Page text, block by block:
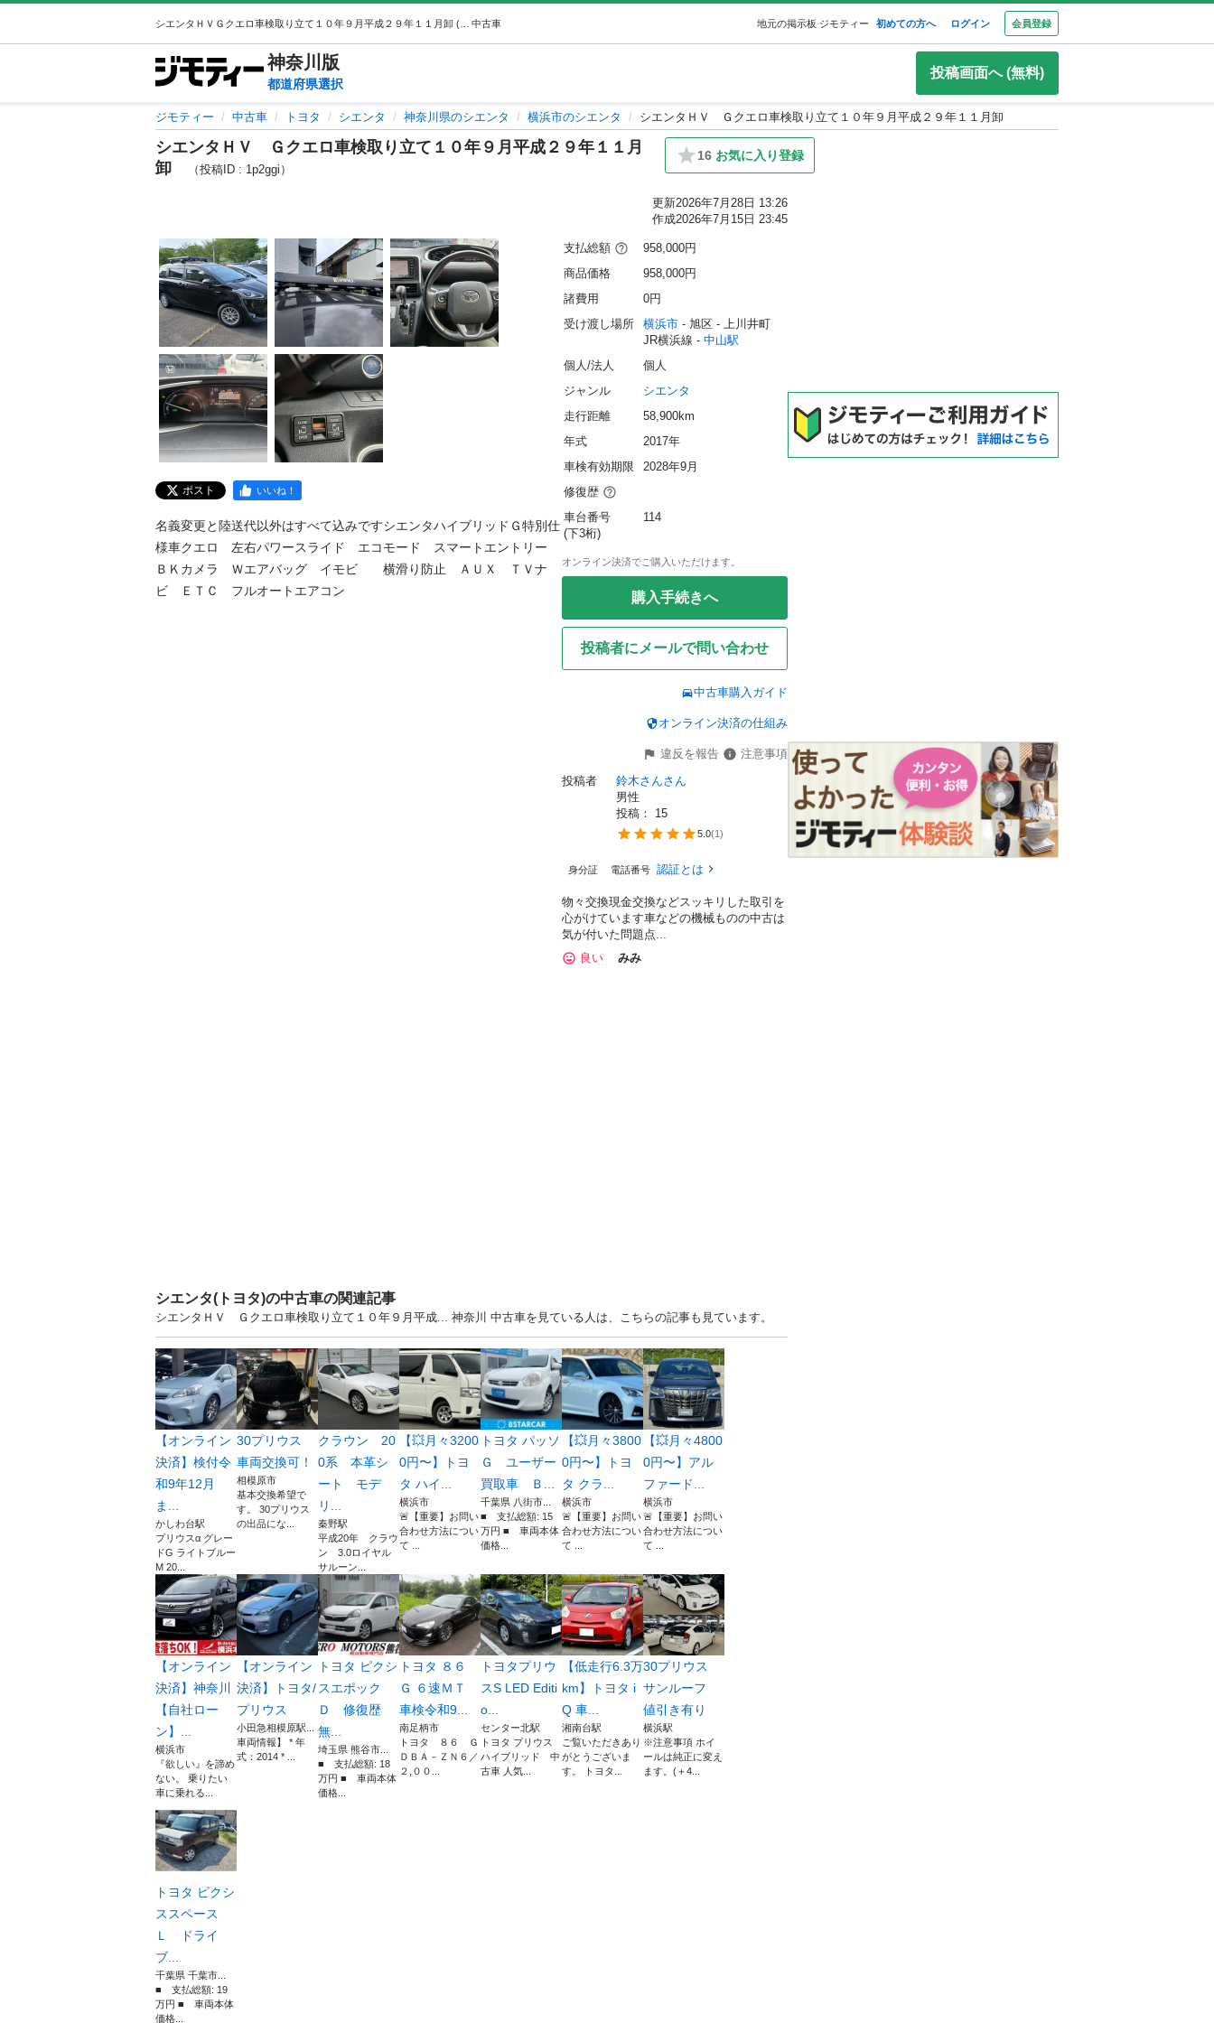
中古車 地元の掲示板 ジモティー 初めての方へ ログイン 会員登録
神奈川 版
都道府県選択
投稿画面へ (無料)
ジモティー 中古車 トヨタ シエンタ 神奈川県のシエンタ 横浜市のシエンタ シエンタＨＶ Ｇクエロ車検取り立て１０年９月平成２９年１１月卸
シエンタＨＶ Ｇクエロ車検取り立て１０年９月平成２９年１１月
卸
（投稿ID : 1p2ggi）
16 お気に入り登録
更新2026年7月28日 13:26
作成2026年7月15日 23:45
ポスト いいね！
名義変更と陸送代以外はすべて込みですシエンタハイブリッドＧ特別仕
様車クエロ　左右パワースライド　エコモード　スマートエントリー
ＢＫカメラ　Ｗエアバッグ　イモビ　　横滑り防止　ＡＵＸ　ＴＶナ
ビ　ＥＴＣ　フルオートエアコン
支払総額
958,000円
商品価格
958,000円
諸費用
0円
受け渡し場所
横浜市 - 旭区 - 上川井町
JR横浜線 - 中山駅
個人/法人
個人
ジャンル
シエンタ
走行距離
58,900km
年式
2017年
車検有効期限
2028年9月
修復歴
車台番号
(下3桁)
114
オンライン決済でご購入いただけます。
購入手続きへ
投稿者にメールで問い合わせ
中古車購入ガイド
オンライン決済の仕組み
違反を報告
注意事項
投稿者
鈴木さんさん
男性
投稿： 15
5.0(1)
身分証 電話番号 認証とは
物々交換現金交換などスッキリした取引を
心がけています車などの機械ものの中古は
気が付いた問題点...
良い
みみ
シエンタ(トヨタ)の中古車の関連記事
シエンタＨＶ Ｇクエロ車検取り立て１０年９月平成... 神奈川 中古車を見ている人は、こちらの記事も見ています。
【オンライン
決済】検付令
和9年12月
ま...
かしわ台駅
プリウスα グレー
ドG ライトブルー
M 20...
30プリウス
車両交換可！
相模原市
基本交換希望で
す。 30プリウス
の出品にな...
クラウン 20
0系 本革シ
ート モデ
リ...
秦野駅
平成20年 クラウ
ン 3.0ロイヤル
サルーン...
【💥月々3200
0円〜】トヨ
タ ハイ...
横浜市
🚨【重要】お問い
合わせ方法につい
て ...
トヨタ パッソ
Ｇ ユーザー
買取車 Ｂ...
千葉県 八街市...
■ 支払総額: 15
万円 ■ 車両本体
価格...
【💥月々3800
0円〜】トヨ
タ クラ...
横浜市
🚨【重要】お問い
合わせ方法につい
て ...
【💥月々4800
0円〜】アル
ファード...
横浜市
🚨【重要】お問い
合わせ方法につい
て ...
【オンライン
決済】神奈川
【自社ロー
ン】...
横浜市
『欲しい』を諦め
ない。 乗りたい
車に乗れる...
【オンライン
決済】トヨタ/
プリウス
小田急相模原駅...
車両情報】 * 年
式：2014 * ...
トヨタ ピクシ
スエポック
Ｄ 修復歴
無...
埼玉県 熊谷市...
■ 支払総額: 18
万円 ■ 車両本体
価格...
トヨタ ８６
Ｇ ６速ＭＴ
車検令和9...
南足柄市
トヨタ ８６ Ｇ
ＤＢＡ－ＺＮ６／
２,００...
トヨタプリウ
スS LED Editi
o...
センター北駅
トヨタ プリウス
ハイブリッド 中
古車 人気...
【低走行6.3万
km】トヨタ i
Q 車...
湘南台駅
ご覧いただきあり
がとうございま
す。 トヨタ...
30プリウス
サンルーフ
値引き有り
横浜駅
※注意事項 ホイ
ールは純正に変え
ます。(＋4...
トヨタ ピクシ
ススペース
Ｌ ドライ
ブ...
千葉県 千葉市...
■ 支払総額: 19
万円 ■ 車両本体
価格...